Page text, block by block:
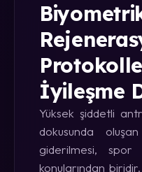
İyileşme
Yüksek şiddetli
dokusunda
giderilmesi, spor
konularından